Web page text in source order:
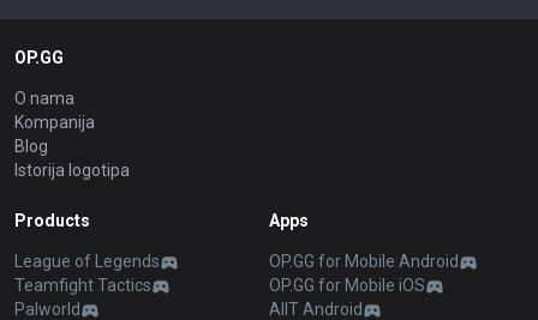
OP.GG
O nama
Kompanija
Blog
Istorija logotipa
Products
League of Legends
Teamfight Tactics
Palworld
Apps
OP.GG for Mobile Android
OP.GG for Mobile iOS
AllT Android